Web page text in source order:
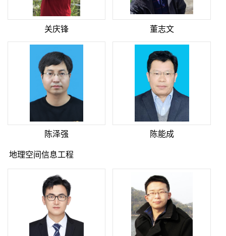
关庆锋 董志文
陈泽强 陈能成
地理空间信息工程